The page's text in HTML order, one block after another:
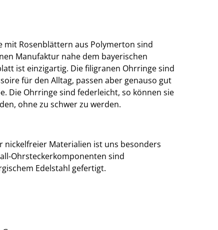
mit Rosenblättern aus Polymerton sind
Manufaktur nahe dem bayerischen
ist einzigartig. Die filigranen Ohrringe sind
für den Alltag, passen aber genauso gut
Die Ohrringe sind federleicht, so können sie
ohne zu schwer zu werden.
nickelfreier Materialien ist uns besonders
Ohrsteckerkomponenten sind
Edelstahl gefertigt.